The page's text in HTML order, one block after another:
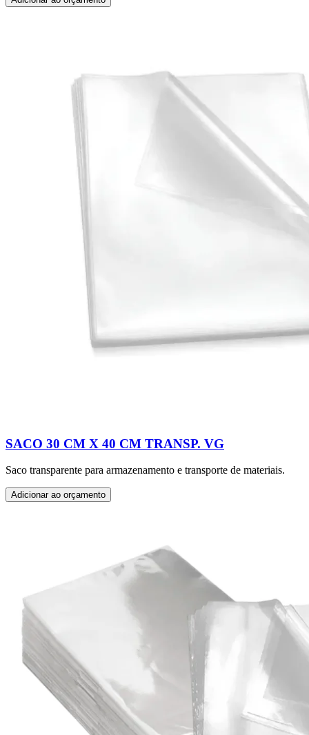
SACO 30 CM X 40 CM TRANSP. VG
Saco transparente para armazenamento e transporte de materiais.
Adicionar ao orçamento